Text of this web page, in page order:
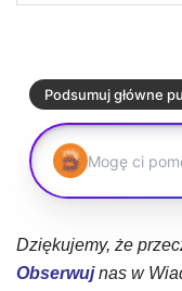
Dziękujemy, że
Obserwujnas w